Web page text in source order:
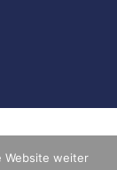
Website weiter